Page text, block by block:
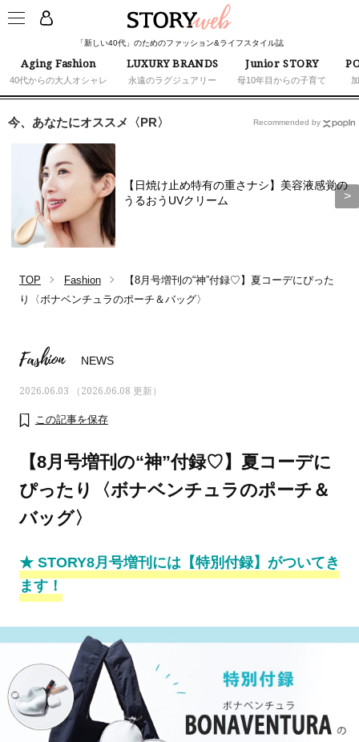
「新しい40代」のためのファッション&ライフスタイル誌
Aging Fashion
40代からの大人オシャレ
LUXURY BRANDS
永遠のラグジュアリー
Junior STORY
母10年目からの子育て
すす
ママとパパに贈る「ジェンダーレ
ス学」
人気の40代髪型・ヘア
タログ
今、あなたにオススメ〈PR〉
【日焼け止め特有の重さナシ】美容液感覚の
うるおうUVクリーム
Recommended by
TOP Fashion
【8月号増刊の“神”付録♡】夏コーデにぴった
り〈ボナベンチュラのポーチ＆バッグ〉
Fashion NEWS
2026.06.03 （2026.06.08 更新）
この記事を保存
【8月号増刊の“神”付録♡】夏コーデに
ぴったり〈ボナベンチュラのポーチ＆
バッグ〉
★ STORY8月号増刊には【特別付録】がついてき
ます！